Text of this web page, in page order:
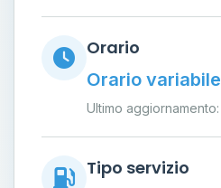
Orario
Orario variabile
Ultimo aggiornamento:
Tipo servizio